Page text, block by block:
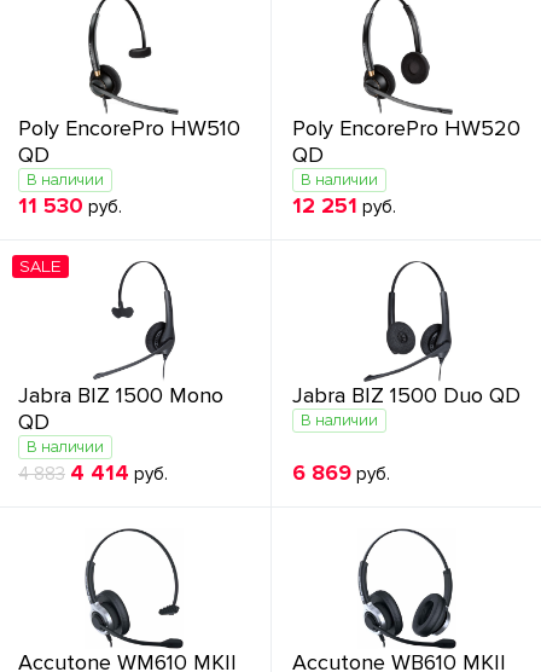
Poly EncorePro HW510
QD
В наличии
11 530 руб.
Poly EncorePro HW520
QD
В наличии
12 251 руб.
SALE
Jabra BIZ 1500 Mono
QD
В наличии
4 883 4 414 руб.
Jabra BIZ 1500 Duo QD
В наличии
6 869руб.
Accutone WM610 MKII
Accutone WB610 MKII